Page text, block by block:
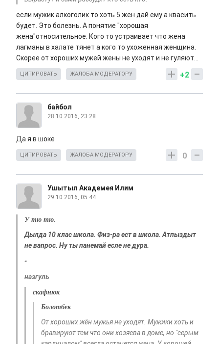
если мужик алкоголик то хоть 5 жен дай ему а квасить
будет. Это болезнь. А понятие "хорошая
жена"относительное. Кого то устраивает что жена
лагманы в халате тянет а кого то ухоженная женщина.
Скорее от хороших мужей жены не уходят и не гуляют...
+2
ЦИТИРОВАТЬ ЖАЛОБА МОДЕРАТОРУ
байбол
28.10.2016, 23:28
Да я в шоке
0
ЦИТИРОВАТЬ ЖАЛОБА МОДЕРАТОРУ
Ушытыл Академея Илим
29.10.2016, 05:44
У тю тю.
Дылда 10 клас школа. Физ-ра ест в школа. Атпыздыт
не вапрос. Ну ты панемай есле не дура.
-
назгуль
скафнюк
Болотбек
От хороших жён мужья не уходят. Мужики хоть и
бравируют тем что они хозяева в доме, но "серым